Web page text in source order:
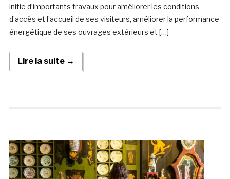
initie d’importants travaux pour améliorer les conditions
d’accès et l’accueil de ses visiteurs, améliorer la performance
énergétique de ses ouvrages extérieurs et […]
Lire la suite →